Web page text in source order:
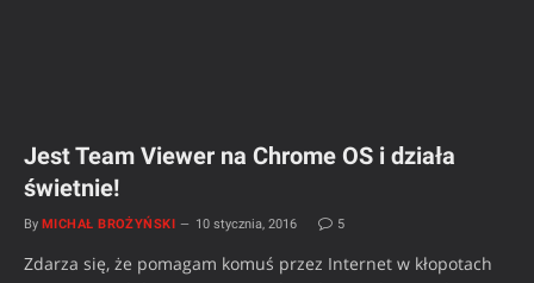
Jest Team Viewer na Chrome OS i działa
świetnie!
By MICHAŁ BROŻYŃSKI 10 stycznia, 2016 5
Zdarza się, że pomagam komuś przez Internet w kłopotach